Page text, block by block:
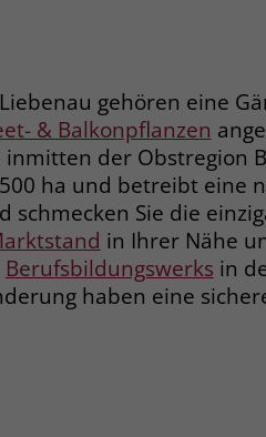
seit 1968 leisten
gerne auch für
Liebenauer
gehören eine
& Balkonpflanzen
der Obstregion
ha und betreibt eine
schmecken Sie die
in Ihrer Nähe
Berufsbildungswerks in
haben eine
Ads
Cookie wird gesetzt, wenn ein
einen Klick auf eine Google
auf die Website
Informationen darüber, welche
geklickt wurde, sodass